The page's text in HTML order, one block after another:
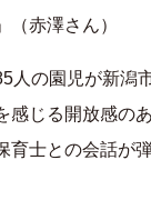
赤澤さん）
の園児が新潟
感じる開放感の
士との会話が弾